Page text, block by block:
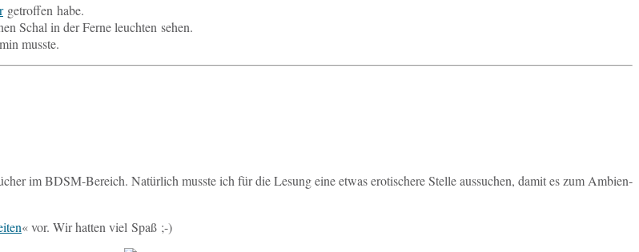
ge­trof­fen habe.
Schal in der Ferne leuch­ten sehen.
musste.
im BDSM-Be­reich. Na­tür­lich musste ich für die Lesung eine etwas ero­ti­sche­re Stelle aus­su­chen, damit es zum Am­bi­en­
« vor. Wir hatten viel Spaß ;-)